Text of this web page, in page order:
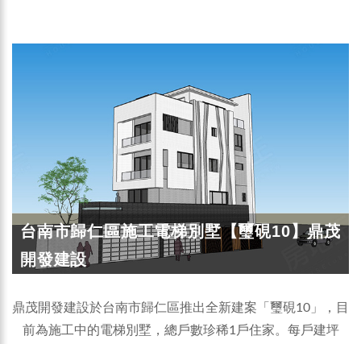
台南市歸仁區施工電梯別墅【璽硯10】鼎茂
開發建設
鼎茂開發建設於台南市歸仁區推出全新建案「璽硯10」，目
前為施工中的電梯別墅，總戶數珍稀1戶住家。每戶建坪